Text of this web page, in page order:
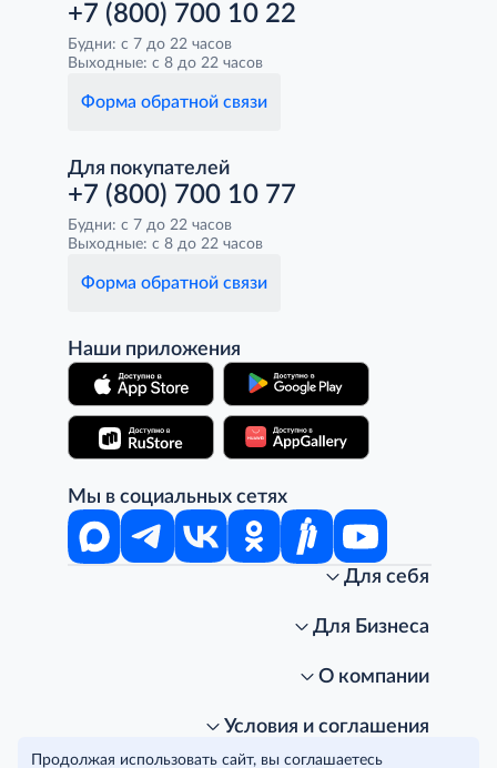
+7 (800) 700 10 22
Будни: с 7 до 22 часов
Выходные: с 8 до 22 часов
Форма обратной связи
Для покупателей
+7 (800) 700 10 77
Будни: с 7 до 22 часов
Выходные: с 8 до 22 часов
Форма обратной связи
Наши приложения
Мы в социальных сетях
Для себя
Стань клиентом METRO
Подарочные карты. Активация и баланс
Для Бизнеса
Для магазинов
О компании
Условия и соглашения
Политика конфиденциальности
© METRO Cash and Carry Russia, 2026
Продолжая использовать сайт, вы соглашаетесь